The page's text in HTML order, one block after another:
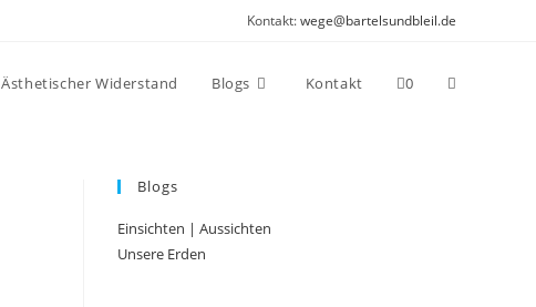
Kontakt:wege@bartelsundbleil.de
Ästhetischer Widerstand Blogs Kontakt 0 Website-
Blogs
Einsichten | Aussichten
Unsere Erden